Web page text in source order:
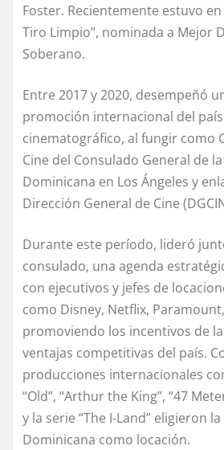
Foster. Recientemente estuvo
Tiro Limpio”, nominada a Mejor
Soberano.
Entre 2017 y 2020, desempeñó
promoción internacional del
cinematográfico, al fungir como
Cine del Consulado General de
Dominicana en Los Ángeles y
Dirección General de Cine
Durante este período, lideró
consulado, una agenda
con ejecutivos y jefes de
como Disney, Netflix,
promoviendo los incentivos de la
ventajas competitivas del país.
producciones internacionales
“Old”, “Arthur the King”, “47
y la serie “The I-Land” eligieron
Dominicana como locación.